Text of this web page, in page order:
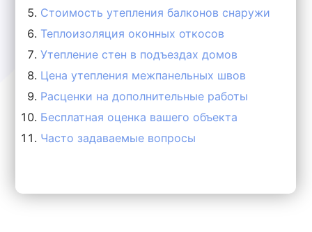
Стоимость утепления балконов снаружи
Теплоизоляция оконных откосов
Утепление стен в подъездах домов
Цена утепления межпанельных швов
Расценки на дополнительные работы
Бесплатная оценка вашего объекта
Часто задаваемые вопросы